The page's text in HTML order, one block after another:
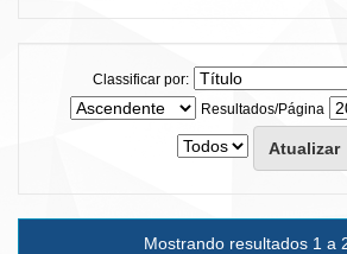
Classificar por:
Resultados/Página
Mostrando resultados 1 a